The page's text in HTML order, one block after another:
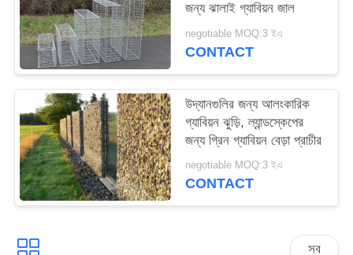
জন্য ঝালাই গ্যাবিয়ন জাল
negotiable MOQ:3 ইএ
CONTACT
উদ্যানগুলির জন্য আলংকারিক
গ্যাবিয়ন ঝুড়ি, ল্যান্ডস্কেপের
জন্য গ্রিন গ্যাবিয়ন বেড়া প্রাচীর
negotiable MOQ:3 ইএ
CONTACT
সব